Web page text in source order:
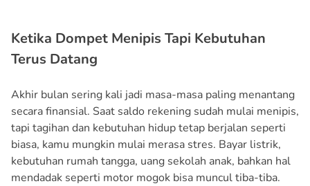
Ketika Dompet Menipis Tapi Kebutuhan
Terus Datang
Akhir bulan sering kali jadi masa-masa paling menantang
secara finansial. Saat saldo rekening sudah mulai menipis,
tapi tagihan dan kebutuhan hidup tetap berjalan seperti
biasa, kamu mungkin mulai merasa stres. Bayar listrik,
kebutuhan rumah tangga, uang sekolah anak, bahkan hal
mendadak seperti motor mogok bisa muncul tiba-tiba.